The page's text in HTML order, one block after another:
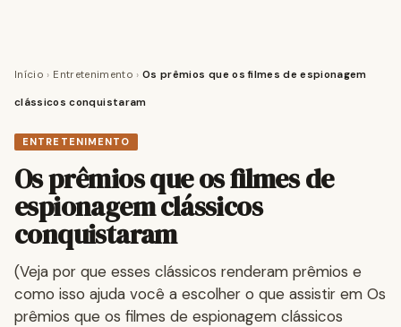
Início › Entretenimento › Os prêmios que os filmes de espionagem
clássicos conquistaram
ENTRETENIMENTO
Os prêmios que os filmes de
espionagem clássicos
conquistaram
(Veja por que esses clássicos renderam prêmios e
como isso ajuda você a escolher o que assistir em Os
prêmios que os filmes de espionagem clássicos